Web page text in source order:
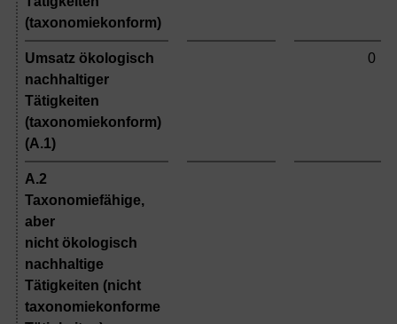
(taxonomiekonform)
Umsatz ökologisch
nachhaltiger
Tätigkeiten
(taxonomiekonform)
(A.1)
0
A.2
Taxonomiefähige,
aber
nicht ökologisch
nachhaltige
Tätigkeiten (nicht
taxonomiekonforme